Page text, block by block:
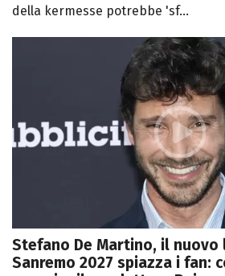
della kermesse potrebbe 'sf...
Stefano De Martino, il nuovo
Sanremo 2027 spiazza i fan: